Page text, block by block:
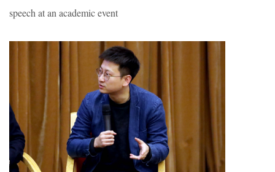
speech at an academic event